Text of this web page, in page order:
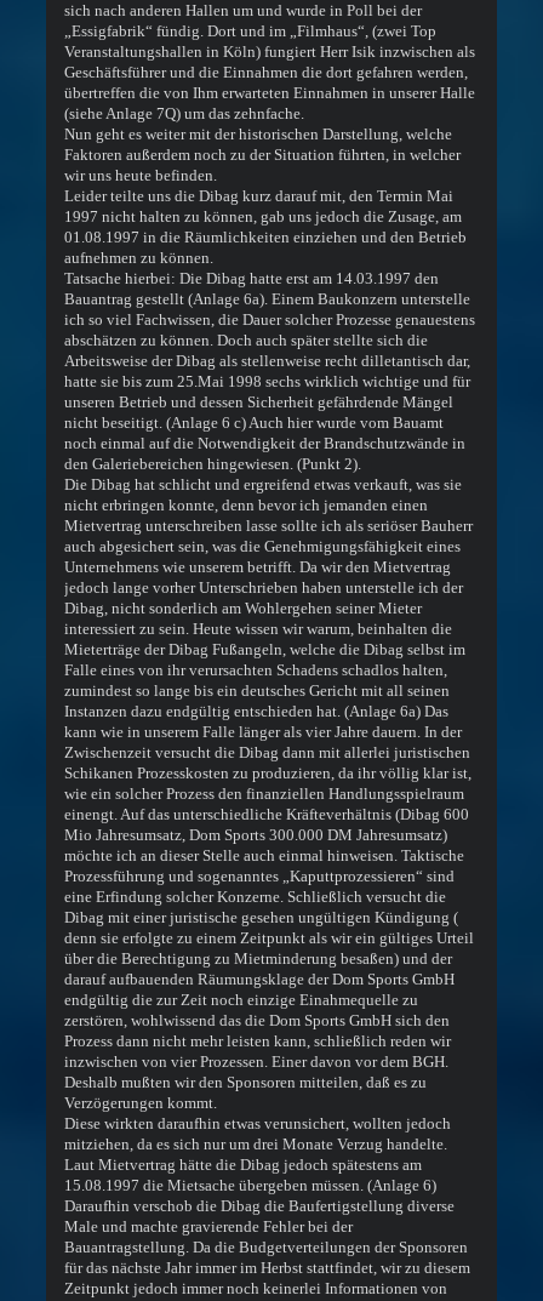
sich nach anderen Hallen um und wurde in Poll bei der
„Essigfabrik“ fündig. Dort und im „Filmhaus“, (zwei Top
Veranstaltungshallen in Köln) fungiert Herr Isik inzwischen als
Geschäftsführer und die Einnahmen die dort gefahren werden,
übertreffen die von Ihm erwarteten Einnahmen in unserer Halle
(siehe Anlage 7Q) um das zehnfache.
Nun geht es weiter mit der historischen Darstellung, welche
Faktoren außerdem noch zu der Situation führten, in welcher
wir uns heute befinden.
Leider teilte uns die Dibag kurz darauf mit, den Termin Mai
1997 nicht halten zu können, gab uns jedoch die Zusage, am
01.08.1997 in die Räumlichkeiten einziehen und den Betrieb
aufnehmen zu können.
Tatsache hierbei: Die Dibag hatte erst am 14.03.1997 den
Bauantrag gestellt (Anlage 6a). Einem Baukonzern unterstelle
ich so viel Fachwissen, die Dauer solcher Prozesse genauestens
abschätzen zu können. Doch auch später stellte sich die
Arbeitsweise der Dibag als stellenweise recht dilletantisch dar,
hatte sie bis zum 25.Mai 1998 sechs wirklich wichtige und für
unseren Betrieb und dessen Sicherheit gefährdende Mängel
nicht beseitigt. (Anlage 6 c) Auch hier wurde vom Bauamt
noch einmal auf die Notwendigkeit der Brandschutzwände in
den Galeriebereichen hingewiesen. (Punkt 2).
Die Dibag hat schlicht und ergreifend etwas verkauft, was sie
nicht erbringen konnte, denn bevor ich jemanden einen
Mietvertrag unterschreiben lasse sollte ich als seriöser Bauherr
auch abgesichert sein, was die Genehmigungsfähigkeit eines
Unternehmens wie unserem betrifft. Da wir den Mietvertrag
jedoch lange vorher Unterschrieben haben unterstelle ich der
Dibag, nicht sonderlich am Wohlergehen seiner Mieter
interessiert zu sein. Heute wissen wir warum, beinhalten die
Mieterträge der Dibag Fußangeln, welche die Dibag selbst im
Falle eines von ihr verursachten Schadens schadlos halten,
zumindest so lange bis ein deutsches Gericht mit all seinen
Instanzen dazu endgültig entschieden hat. (Anlage 6a) Das
kann wie in unserem Falle länger als vier Jahre dauern. In der
Zwischenzeit versucht die Dibag dann mit allerlei juristischen
Schikanen Prozesskosten zu produzieren, da ihr völlig klar ist,
wie ein solcher Prozess den finanziellen Handlungsspielraum
einengt. Auf das unterschiedliche Kräfteverhältnis (Dibag 600
Mio Jahresumsatz, Dom Sports 300.000 DM Jahresumsatz)
möchte ich an dieser Stelle auch einmal hinweisen. Taktische
Prozessführung und sogenanntes „Kaputtprozessieren“ sind
eine Erfindung solcher Konzerne. Schließlich versucht die
Dibag mit einer juristische gesehen ungültigen Kündigung (
denn sie erfolgte zu einem Zeitpunkt als wir ein gültiges Urteil
über die Berechtigung zu Mietminderung besaßen) und der
darauf aufbauenden Räumungsklage der Dom Sports GmbH
endgültig die zur Zeit noch einzige Einahmequelle zu
zerstören, wohlwissend das die Dom Sports GmbH sich den
Prozess dann nicht mehr leisten kann, schließlich reden wir
inzwischen von vier Prozessen. Einer davon vor dem BGH.
Deshalb mußten wir den Sponsoren mitteilen, daß es zu
Verzögerungen kommt.
Diese wirkten daraufhin etwas verunsichert, wollten jedoch
mitziehen, da es sich nur um drei Monate Verzug handelte.
Laut Mietvertrag hätte die Dibag jedoch spätestens am
15.08.1997 die Mietsache übergeben müssen. (Anlage 6)
Daraufhin verschob die Dibag die Baufertigstellung diverse
Male und machte gravierende Fehler bei der
Bauantragstellung. Da die Budgetverteilungen der Sponsoren
für das nächste Jahr immer im Herbst stattfindet, wir zu diesem
Zeitpunkt jedoch immer noch keinerlei Informationen von